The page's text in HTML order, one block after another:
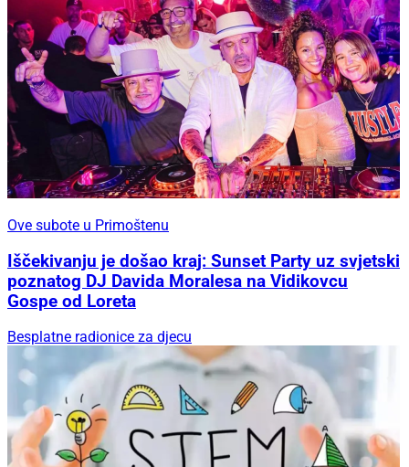
Ove subote u Primoštenu
Iščekivanju je došao kraj: Sunset Party uz svjetski
poznatog DJ Davida Moralesa na Vidikovcu
Gospe od Loreta
Besplatne radionice za djecu